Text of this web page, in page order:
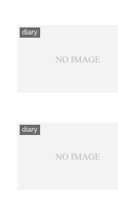
diary
diary